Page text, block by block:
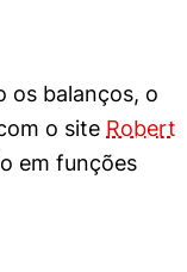
os balanços, o
o site Robert
em funções